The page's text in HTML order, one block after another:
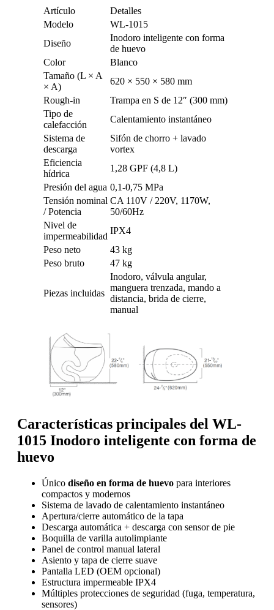
Artículo
Detalles
Modelo
WL-1015
Diseño
Inodoro inteligente con forma
de huevo
Color
Blanco
Tamaño (L × A
× A)
620 × 550 × 580 mm
Rough-in
Trampa en S de 12″ (300 mm)
Tipo de
calefacción
Calentamiento instantáneo
Sistema de
descarga
Sifón de chorro + lavado
vortex
Eficiencia
hídrica
1,28 GPF (4,8 L)
Presión del agua 0,1-0,75 MPa
Tensión nominal
/ Potencia
CA 110V / 220V, 1170W,
50/60Hz
Nivel de
impermeabilidad
IPX4
Peso neto
43 kg
Peso bruto
47 kg
Piezas incluidas
Inodoro, válvula angular,
manguera trenzada, mando a
distancia, brida de cierre,
manual
Características principales del WL-
1015 Inodoro inteligente con forma de
huevo
Único diseño en forma de huevo para interiores
compactos y modernos
Sistema de lavado de calentamiento instantáneo
Apertura/cierre automático de la tapa
Descarga automática + descarga con sensor de pie
Boquilla de varilla autolimpiante
Panel de control manual lateral
Asiento y tapa de cierre suave
Pantalla LED (OEM opcional)
Estructura impermeable IPX4
Múltiples protecciones de seguridad (fuga, temperatura,
sensores)